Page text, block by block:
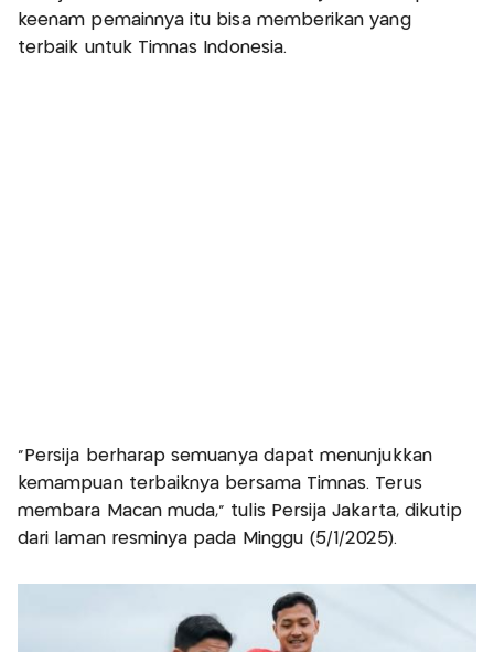
keenam pemainnya itu bisa memberikan yang
terbaik untuk Timnas Indonesia.
“Persija berharap semuanya dapat menunjukkan
kemampuan terbaiknya bersama Timnas. Terus
membara Macan muda,” tulis Persija Jakarta, dikutip
dari laman resminya pada Minggu (5/1/2025).